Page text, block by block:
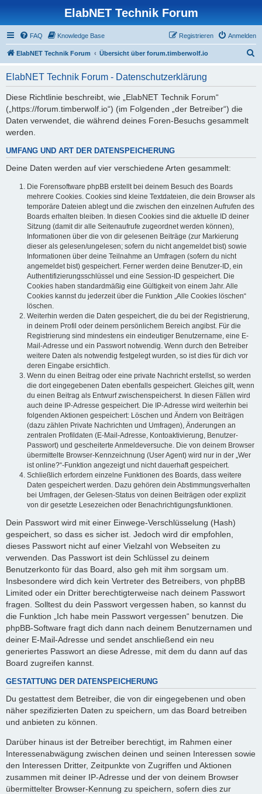
ElabNET Technik Forum
FAQ Knowledge Base Anmelden
Registrieren
ElabNET Technik Forum Übersicht über forum.timberwolf.io
ElabNET Technik Forum - Datenschutzerklärung
Diese Richtlinie beschreibt, wie „ElabNET Technik Forum“
(„https://forum.timberwolf.io“) (im Folgenden „der Betreiber“) die
Daten verwendet, die während deines Foren-Besuchs gesammelt
werden.
UMFANG UND ART DER DATENSPEICHERUNG
Deine Daten werden auf vier verschiedene Arten gesammelt:
Die Forensoftware phpBB erstellt bei deinem Besuch des Boards
mehrere Cookies. Cookies sind kleine Textdateien, die dein Browser als
temporäre Dateien ablegt und die zwischen den einzelnen Aufrufen des
Boards erhalten bleiben. In diesen Cookies sind die aktuelle ID deiner
Sitzung (damit dir alle Seitenaufrufe zugeordnet werden können),
Informationen über die von dir gelesenen Beiträge (zur Markierung
dieser als gelesen/ungelesen; sofern du nicht angemeldet bist) sowie
Informationen über deine Teilnahme an Umfragen (sofern du nicht
angemeldet bist) gespeichert. Ferner werden deine Benutzer-ID, ein
Authentifizierungsschlüssel und eine Session-ID gespeichert. Die
Cookies haben standardmäßig eine Gültigkeit von einem Jahr. Alle
Cookies kannst du jederzeit über die Funktion „Alle Cookies löschen“
löschen.
Weiterhin werden die Daten gespeichert, die du bei der Registrierung,
in deinem Profil oder deinem persönlichem Bereich angibst. Für die
Registrierung sind mindestens ein eindeutiger Benutzername, eine E-
Mail-Adresse und ein Passwort notwendig. Wenn durch den Betreiber
weitere Daten als notwendig festgelegt wurden, so ist dies für dich vor
deren Eingabe ersichtlich.
Wenn du einen Beitrag oder eine private Nachricht erstellst, so werden
die dort eingegebenen Daten ebenfalls gespeichert. Gleiches gilt, wenn
du einen Beitrag als Entwurf zwischenspeicherst. In diesen Fällen wird
auch deine IP-Adresse gespeichert. Die IP-Adresse wird weiterhin bei
folgenden Aktionen gespeichert: Löschen und Ändern von Beiträgen
(dazu zählen Private Nachrichten und Umfragen), Änderungen an
zentralen Profildaten (E-Mail-Adresse, Kontoaktivierung, Benutzer-
Passwort) und gescheiterte Anmeldeversuche. Die von deinem Browser
übermittelte Browser-Kennzeichnung (User Agent) wird nur in der „Wer
ist online?“-Funktion angezeigt und nicht dauerhaft gespeichert.
Schließlich erfordern einzelne Funktionen des Boards, dass weitere
Daten gespeichert werden. Dazu gehören dein Abstimmungsverhalten
bei Umfragen, der Gelesen-Status von deinen Beiträgen oder explizit
von dir gesetzte Lesezeichen oder Benachrichtigungsfunktionen.
Dein Passwort wird mit einer Einwege-Verschlüsselung (Hash)
gespeichert, so dass es sicher ist. Jedoch wird dir empfohlen,
dieses Passwort nicht auf einer Vielzahl von Webseiten zu
verwenden. Das Passwort ist dein Schlüssel zu deinem
Benutzerkonto für das Board, also geh mit ihm sorgsam um.
Insbesondere wird dich kein Vertreter des Betreibers, von phpBB
Limited oder ein Dritter berechtigterweise nach deinem Passwort
fragen. Solltest du dein Passwort vergessen haben, so kannst du
die Funktion „Ich habe mein Passwort vergessen“ benutzen. Die
phpBB-Software fragt dich dann nach deinem Benutzernamen und
deiner E-Mail-Adresse und sendet anschließend ein neu
generiertes Passwort an diese Adresse, mit dem du dann auf das
Board zugreifen kannst.
GESTATTUNG DER DATENSPEICHERUNG
Du gestattest dem Betreiber, die von dir eingegebenen und oben
näher spezifizierten Daten zu speichern, um das Board betreiben
und anbieten zu können.
Darüber hinaus ist der Betreiber berechtigt, im Rahmen einer
Interessenabwägung zwischen deinen und seinen Interessen sowie
den Interessen Dritter, Zeitpunkte von Zugriffen und Aktionen
zusammen mit deiner IP-Adresse und der von deinem Browser
übermittelter Browser-Kennung zu speichern, sofern dies zur